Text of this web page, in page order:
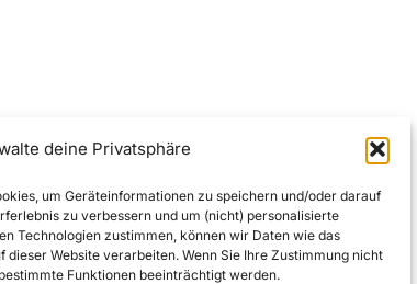
deine Privatsphäre
um Geräteinformationen zu speichern und/oder darauf
zu verbessern und um (nicht) personalisierte
Technologien zustimmen, können wir Daten wie das
dieser Website verarbeiten. Wenn Sie Ihre Zustimmung nicht
Funktionen beeinträchtigt werden.